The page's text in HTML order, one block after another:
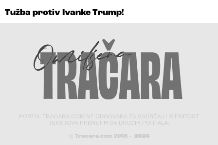
Tužba protiv Ivanke Trump!
PORTAL TRACARA.COM NE ODGOVARA ZA SADRŽAJ I ISTINITOST
TEKSTOVA PRENETIH SA DRUGIH PORTALA.
© Tracara.com 2008 – 2026